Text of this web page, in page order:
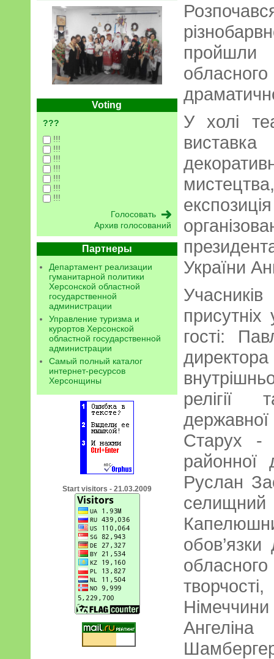
Voting
???
!!!
!!!
!!!
!!!
!!!
!!!
!!!
Архив голосований
Партнеры
Департамент реализации
гуманитарной политики
Херсонской областной
государственной
администрации
Управление туризма и
курортов Херсонской
областной государственной
администрации
Самый полный каталог
интернет-ресурсов
Херсонщины
Start visitors - 21.03.2009
У холі
України
присутніх
гості:
релігії
Старух -
районної
Руслан